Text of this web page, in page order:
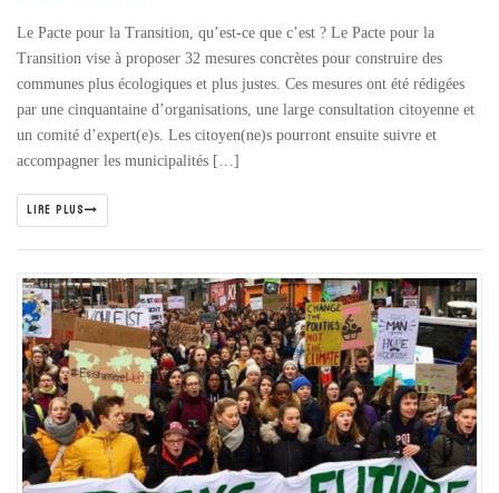
Le Pacte pour la Transition, qu’est-ce que c’est ? Le Pacte pour la
Transition vise à proposer 32 mesures concrètes pour construire des
communes plus écologiques et plus justes. Ces mesures ont été rédigées
par une cinquantaine d’organisations, une large consultation citoyenne et
un comité d’expert(e)s. Les citoyen(ne)s pourront ensuite suivre et
accompagner les municipalités […]
LIRE PLUS